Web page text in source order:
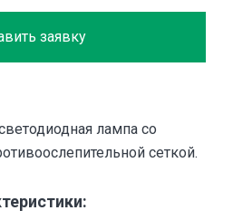
заявку
лампа со
сеткой.